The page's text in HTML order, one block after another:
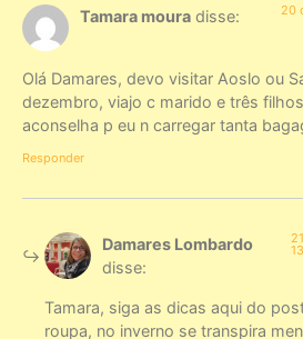
Tamara moura disse: 20
Olá Damares, devo visitar Aoslo ou
dezembro, viajo c marido e três
aconselha p eu n carregar tanta
Responder
Damares Lombardo
disse:
Tamara, siga as dicas aqui do
roupa, no inverno se transpira